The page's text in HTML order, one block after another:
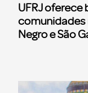
UFRJ
comunidades
Negro e São